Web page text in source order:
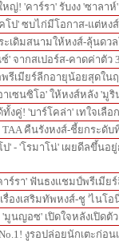
ญ่! 'คาร์รา' รับงง 'ซาลา
โป' ซบไก่มีโอกาส-แต่ห
เดิมสนามให้หงส์-ลุ้นดว
ซ์' จากสเปอร์ส-คาดค่าตัว
รีเมียร์ลีกอายุน้อยสุดใน
าเซนซิโอ' ให้หงส์หลัง 'มู
งคู่! 'บาร์โคล่า' เทใจเลือ
คืนรังหงส์-ชี้ยกระดั
ป' - 'โรมาโน่' เผยดีลขึ้นอ
ร์รา' ฟันธงแชมป์พรีเมีย
รื่องเสริมทัพหงส์-ชู 'ไนโ
มูนญอซ' เปิดใจหลังเปิดตั
งูรอปล่อยนักเตะก่อ